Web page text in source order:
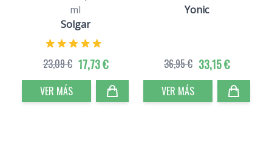
ml
Solgar
17,73 €
23,09 €
VER MÁS
Yonic
33,15 €
36,95 €
VER MÁS